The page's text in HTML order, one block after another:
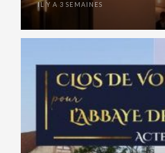
IL Y A 3 SEMAINES